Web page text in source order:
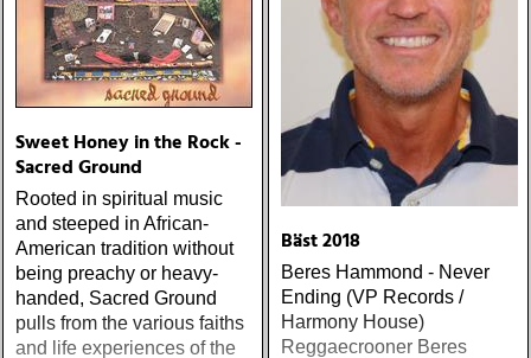
Sweet Honey in the Rock -
Sacred Ground
Rooted in spiritual music
and steeped in African-
American tradition without
being preachy or heavy-
handed, Sacred Ground
pulls from the various faiths
and life experiences of the
Bäst 2018
Beres Hammond - Never
Ending (VP Records /
Harmony House)
Reggaecrooner Beres